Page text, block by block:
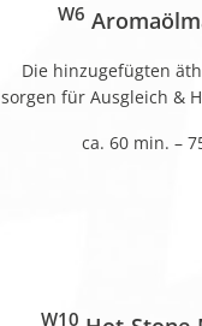
W6
Die hinzugefügten
sorgen für Ausgleich &
ca. 60 min. –
W10